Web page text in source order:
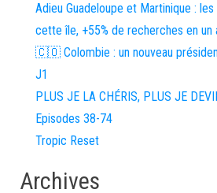
Adieu Guadeloupe et Martinique :
cette île, +55% de recherches en un
🇨🇴 Colombie : un nouveau
J1
PLUS JE LA CHÉRIS, PLUS JE
Episodes 38-74
Tropic Reset
Archives